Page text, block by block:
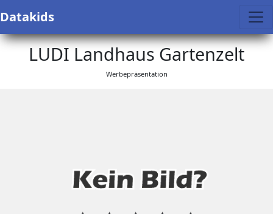
Datakids
LUDI Landhaus Gartenzelt
Werbepräsentation